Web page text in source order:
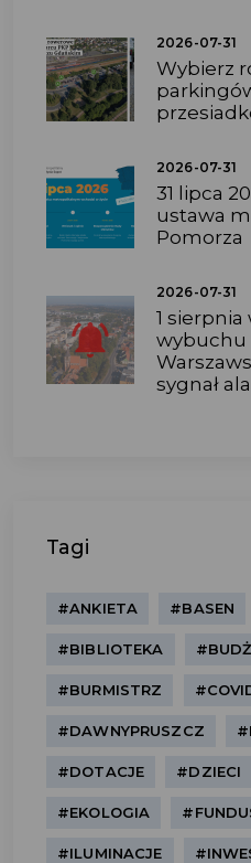
2026-07-31
Wybierz
2026-07-31
31 lipca
ustawa
Pomorza
2026-07-31
1 sierpnia
wybuchu
sygnał
Tagi
#ANKIETA #BASEN
#BIBLIOTEKA
#BURMISTRZ
#DAWNYPRUSZCZ
#DOTACJE #DZIECI
#EKOLOGIA
#ILUMINACJE